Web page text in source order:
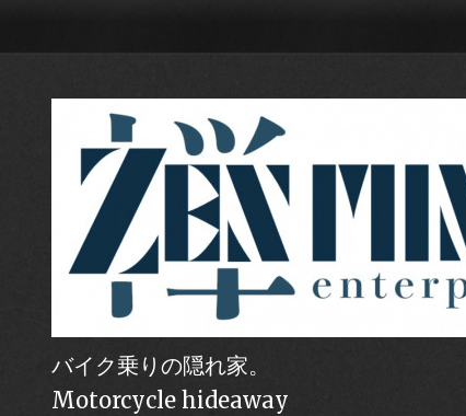
バイク乗りの隠れ家。
Motorcycle hideaway